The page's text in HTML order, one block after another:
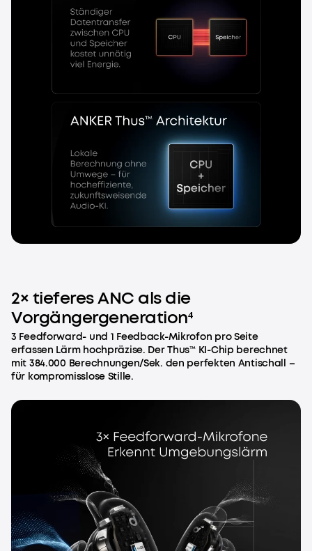
2× tieferes ANC als die
Vorgängergeneration⁴
3 Feedforward- und 1 Feedback-Mikrofon pro Seite
erfassen Lärm hochpräzise. Der Thus™ KI-Chip berechnet
mit 384.000 Berechnungen/Sek. den perfekten Antischall –
für kompromisslose Stille.